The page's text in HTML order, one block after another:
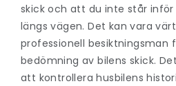
skick och att du inte står
längs vägen. Det kan vara
professionell besiktningsman
bedömning av bilens skick.
att kontrollera husbilens